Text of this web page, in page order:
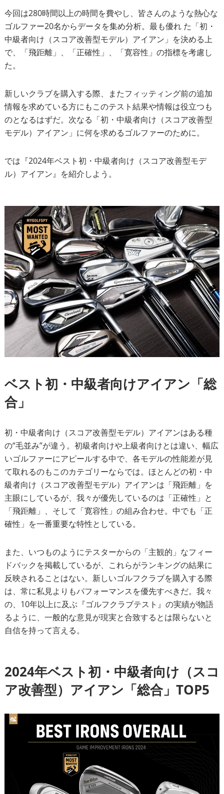
今回は280時間以上の時間を費やし、皆さんのような熱心な
ゴルファー20名からデータを集め分析。最も優れ た「初・
中級者向け（スコア改善型モデル）アイアン」を決める上
で、「飛距離」、「正確性」、「寛容性」の指標を考慮し
た。
新しいクラブを購入する際、またフィッティング前の追加
情報を求めている方にもこのテスト結果や情報は役立つも
のとなるはずだ。次なる「初・中級者向け（スコア改善型
モデル）アイアン」に何を求めるゴルファーのために。
では『2024年ベスト初・中級者向け（スコア改善型モデ
ル）アイアン』を紹介しよう。
ベスト初・中級者向けアイアン「総
合」
初・中級者向け（スコア改善型モデル）アイアンはある種
の“毛並み”が違う。初級者向けや上級者向けとは違い、幅広
いゴルファーにアピールする中で、各モデルの性能差が見
て取れるのもこのカテゴリーならでは。ほとんどの初・中
級者向け（スコア改善型モデル）アイアンは「飛距離」を
主眼にしているが、我々が優先しているのは「正確性」と
「飛距離」、そして「寛容性」の組み合わせ。中でも「正
確性」を一番重要な特性としている。
また、いつものようにテスターからの「主観的」なフィー
ドバックを掲載しているが、これらがランキングの結果に
反映されることはない。新しいゴルフクラブを購入する際
は、常に私見よりもパフォーマンスを優先すべきだ。我々
の、10年以上に及ぶ『ゴルフクラブテスト』の実績が物語
るように、一般的な意見が現実と合致するとは限らないと
自信を持って言える。
2024年ベスト初・中級者向け（スコ
ア改善型）アイアン「総合」TOP5